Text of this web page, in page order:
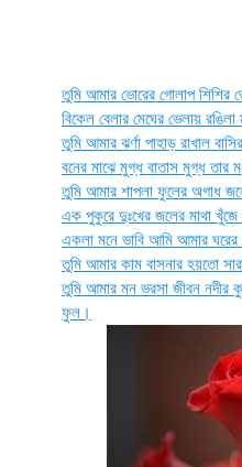
তুমি আমার ভোরের গোলাপ শিশির
বিকেল বেলার মেঘের ভেলায় রঙিলা
তুমি আমার ঝর্ণা পাহাড় রাখাল
বনের মাঝে মুগ্ধ বাতাস মুগ্ধ তার
তুমি আমার শাপলা ফুলের অগাধ
এক পুকুরে দুঃখের জলের মাথা খুঁজে
একলা মনে ভাবি আমি আমার ঘরের
তুমি আমার কাম বাসনার হয়তো
তুমি আমার মন ভরসা জীবন নদীর
ফুল।